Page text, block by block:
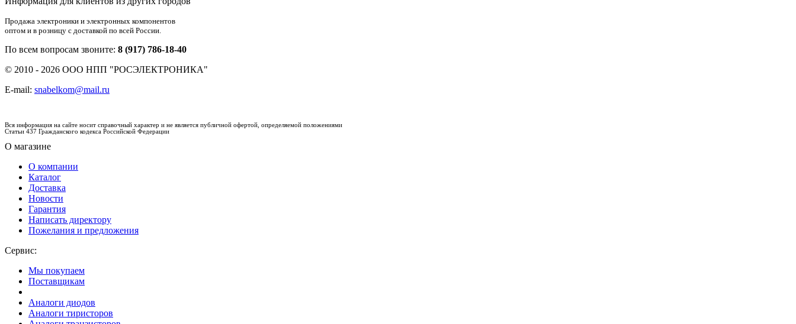
Продажа электроники и электронных компонентов
оптом и в розницу с доставкой по всей России.
По всем вопросам звоните: 8 (917) 786-18-40
© 2010 - 2026 ООО НПП "РОСЭЛЕКТРОНИКА"
E-mail: snabelkom@mail.ru
Вся информация на сайте носит справочный характер и не является публичной офертой, определяемой положениями
Статьи 437 Гражданского кодекса Российской Федерации
О магазине
О компании
Каталог
Доставка
Новости
Гарантия
Написать директору
Пожелания и предложения
Сервис:
Мы покупаем
Поставщикам
Аналоги диодов
Аналоги тиристоров